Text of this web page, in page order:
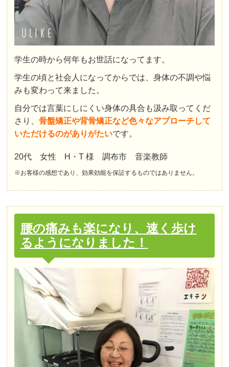
学生の時から何年もお世話になってます。
学生の頃と社会人になってからでは、身体の不調や悩
みも変わって来ました。
自分では言葉にしにくい身体の具合も汲み取ってくだ
さり、骨盤矯正や背骨矯正など色々なアプローチして
いただけるのがありがたいです。
20代 女性 H・T 様 調布市 音楽教師
※お客様の感想であり、効果効能を保証するものではありません。
腰の痛みも楽になり、速く歩け
るようになりました！